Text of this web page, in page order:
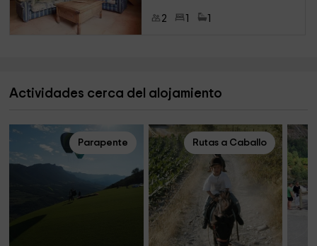
2
Actividades cerca del alojamiento
Parapente Rutas a Caballo